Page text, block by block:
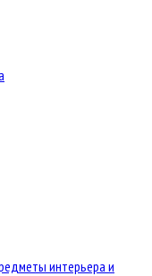
интерьера и